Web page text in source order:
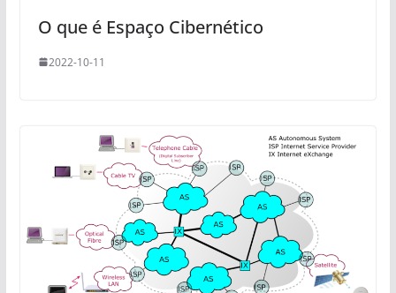
O que é Espaço Cibernético
2022-10-11